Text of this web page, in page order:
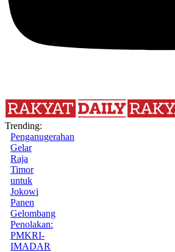
Trending:
Penganugerahan
Gelar
Raja
Timor
untuk
Jokowi
Panen
Gelombang
Penolakan:
PMKRI-
IMADAR